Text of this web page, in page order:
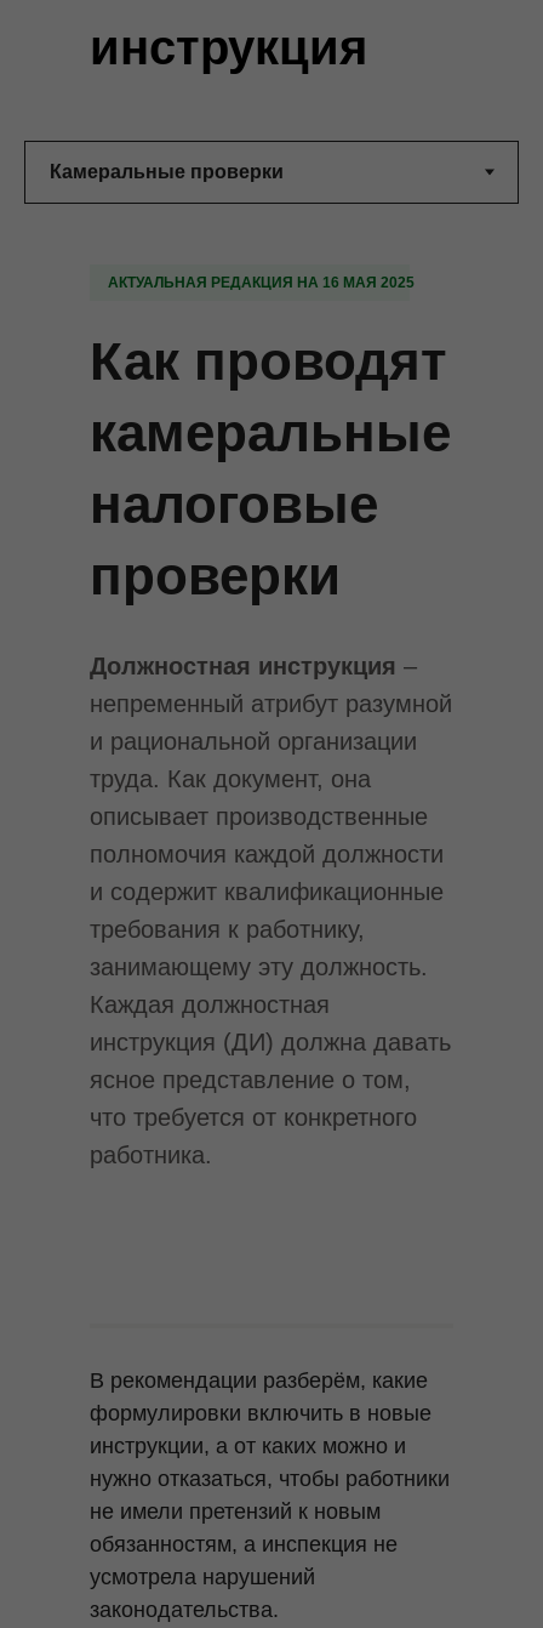
инструкция
Как проводят
камеральные
налоговые
проверки
Должностная инструкция –
непременный атрибут разумной
и рациональной организации
труда. Как документ, она
описывает производственные
полномочия каждой должности
и содержит квалификационные
требования к работнику,
занимающему эту должность.
Каждая должностная
инструкция (ДИ) должна давать
ясное представление о том,
что требуется от конкретного
работника.
В рекомендации разберём, какие
формулировки включить в новые
инструкции, а от каких можно и
нужно отказаться, чтобы работники
не имели претензий к новым
обязанностям, а инспекция не
усмотрела нарушений
законодательства.
АКТУАЛЬНАЯ РЕДАКЦИЯ НА 16 МАЯ 2025